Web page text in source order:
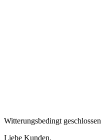
Witterungsbedingt geschlossen
Liebe Kunden,